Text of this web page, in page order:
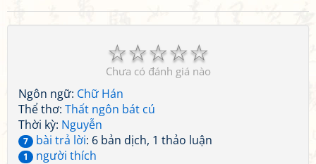
☆
☆
☆
☆
☆
Chưa có đánh giá nào
Ngôn ngữ: Chữ Hán
Thể thơ: Thất ngôn bát cú
Thời kỳ: Nguyễn
7 bài trả lời: 6 bản dịch, 1 thảo luận
1
người thích